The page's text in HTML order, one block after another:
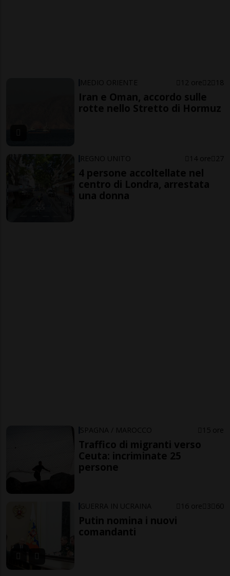
MEDIO ORIENTE 12 ore 2 18
Iran e Oman, accordo sulle
rotte nello Stretto di Hormuz
REGNO UNITO 14 ore 27
4 persone accoltellate nel
centro di Londra, arrestata
una donna
SPAGNA / MAROCCO 15 ore
Traffico di migranti verso
Ceuta: incriminate 25
persone
GUERRA IN UCRAINA 16 ore 3 60
Putin nomina i nuovi
comandanti